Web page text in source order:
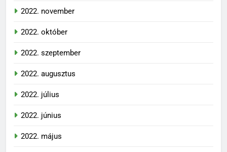
2022. november
2022. október
2022. szeptember
2022. augusztus
2022. július
2022. június
2022. május